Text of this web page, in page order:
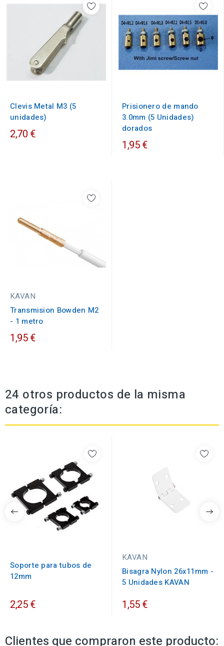
Clevis Metal M3 (5
unidades)
2,70 €
Prisionero de mando
3.0mm (5 Unidades)
dorados
1,95 €
KAVAN
Transmision Bowden M2
- 1 metro
1,95 €
24 otros productos de la misma
categoría:
Soporte para tubos de
12mm
2,25 €
KAVAN
Bisagra Nylon 26x11mm -
5 Unidades KAVAN
1,55 €
Clientes que compraron este producto: